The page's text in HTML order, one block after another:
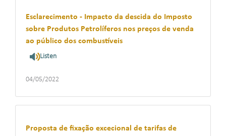
Esclarecimento - Impacto da descida do Imposto
sobre Produtos Petrolíferos nos preços de venda
ao público dos combustíveis
Listen
04/05/2022
Proposta de fixação excecional de tarifas de